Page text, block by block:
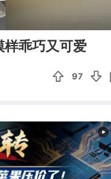
样乖巧又可爱
97